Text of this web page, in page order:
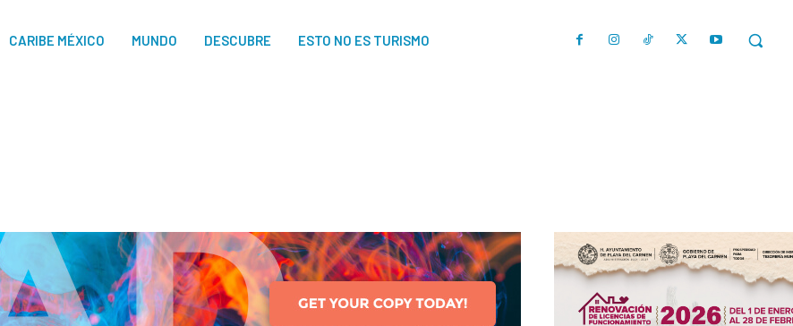
CARIBE MÉXICO MUNDO DESCUBRE ESTO NO ES TURISMO